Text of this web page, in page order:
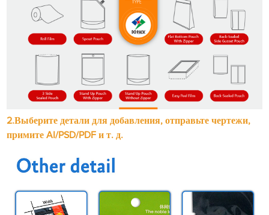
2.Выберите детали для добавления, отправьте чертежи,
примите AI/PSD/PDF и т. д.